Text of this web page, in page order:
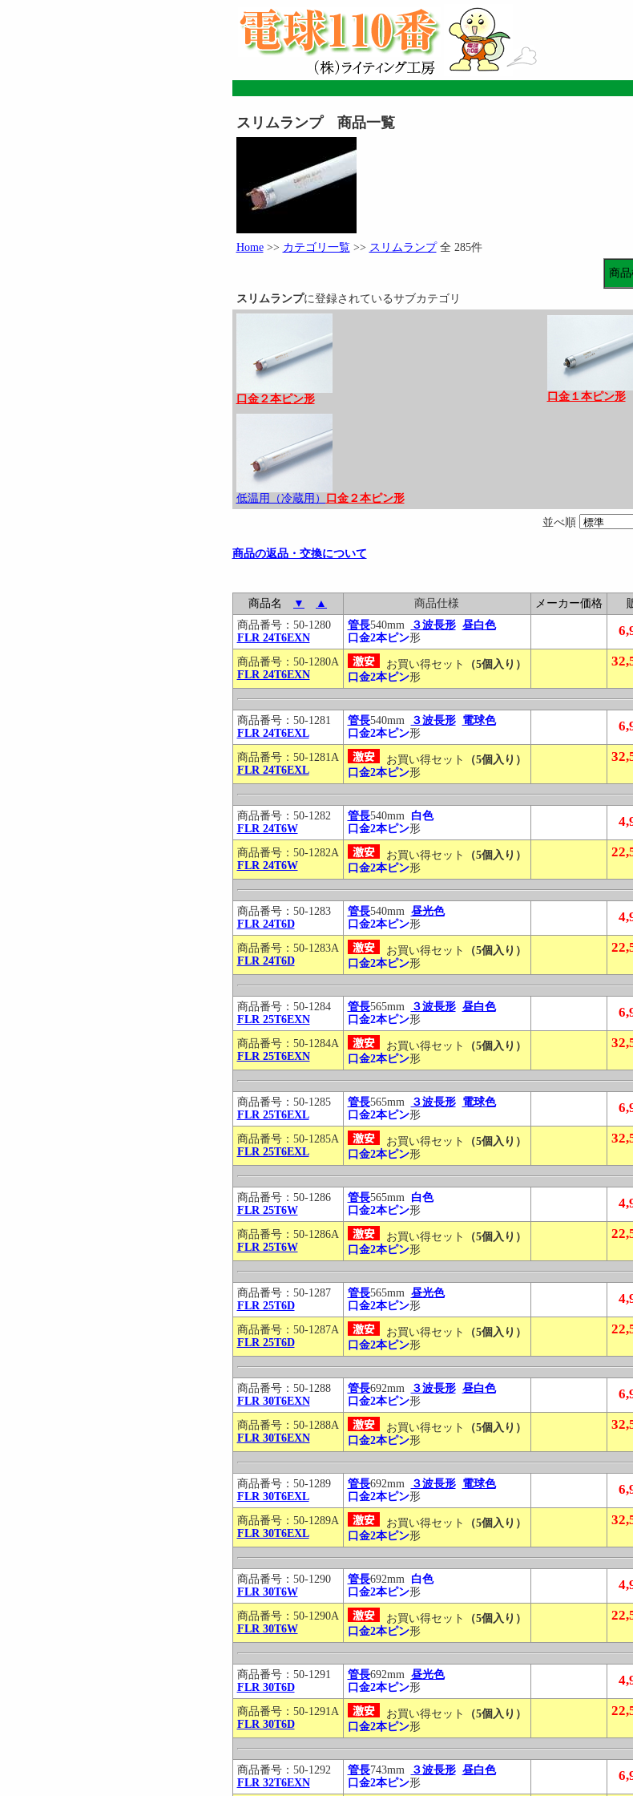
スリムランプ 商品一覧
Home>> カテゴリ一覧>> スリムランプ全 285件
商
スリムランプに登録されているサブカテゴリ
口金２本ピン形 口金１本ピン形
低温用（冷蔵用）
口金２本ピン形
並べ順
商品の返品・交換について
商品名
▼ ▲ 商品仕様 メーカー価格
商品番号：50-1280
FLR 24T6EXN
管長540mm ３波長形 昼白色
口金2本ピン形
商品番号：50-1280A
FLR 24T6EXN
お買い得セット
（5個入り）
口金2本ピン形
商品番号：50-1281
FLR 24T6EXL
管長540mm ３波長形
電球色
口金2本ピン形
商品番号：50-1281A
FLR 24T6EXL
お買い得セット
（5個入り）
口金2本ピン形
商品番号：50-1282
FLR 24T6W
管長540mm 白色
口金2本ピン形
商品番号：50-1282A
FLR 24T6W
お買い得セット
（5個入り）
口金2本ピン形
商品番号：50-1283
FLR 24T6D
管長540mm 昼光色
口金2本ピン形
商品番号：50-1283A
FLR 24T6D
お買い得セット
（5個入り）
口金2本ピン形
商品番号：50-1284
FLR 25T6EXN
管長565mm ３波長形 昼白色
口金2本ピン形
商品番号：50-1284A
FLR 25T6EXN
お買い得セット
（5個入り）
口金2本ピン形
商品番号：50-1285
FLR 25T6EXL
管長565mm ３波長形
電球色
口金2本ピン形
商品番号：50-1285A
FLR 25T6EXL
お買い得セット
（5個入り）
口金2本ピン形
商品番号：50-1286
FLR 25T6W
管長565mm 白色
口金2本ピン形
商品番号：50-1286A
FLR 25T6W
お買い得セット
（5個入り）
口金2本ピン形
商品番号：50-1287
FLR 25T6D
管長565mm 昼光色
口金2本ピン形
商品番号：50-1287A
FLR 25T6D
お買い得セット
（5個入り）
口金2本ピン形
商品番号：50-1288
FLR 30T6EXN
管長692mm ３波長形 昼白色
口金2本ピン形
商品番号：50-1288A
FLR 30T6EXN
お買い得セット
（5個入り）
口金2本ピン形
商品番号：50-1289
FLR 30T6EXL
管長692mm ３波長形
電球色
口金2本ピン形
商品番号：50-1289A
FLR 30T6EXL
お買い得セット
（5個入り）
口金2本ピン形
商品番号：50-1290
FLR 30T6W
管長692mm 白色
口金2本ピン形
商品番号：50-1290A
FLR 30T6W
お買い得セット
（5個入り）
口金2本ピン形
商品番号：50-1291
FLR 30T6D
管長692mm 昼光色
口金2本ピン形
商品番号：50-1291A
FLR 30T6D
お買い得セット
（5個入り）
口金2本ピン形
商品番号：50-1292
FLR 32T6EXN
管長743mm ３波長形 昼白色
口金2本ピン形